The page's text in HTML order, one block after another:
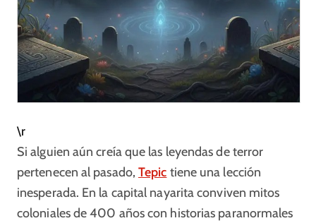
\r
Si alguien aún creía que las leyendas de terror
pertenecen al pasado, Tepic tiene una lección
inesperada. En la capital nayarita conviven mitos
coloniales de 400 años con historias paranormales